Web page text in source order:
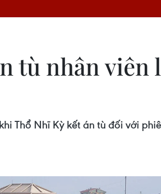
tù nhân
Thổ Nhĩ Kỳ kết án tù đối với